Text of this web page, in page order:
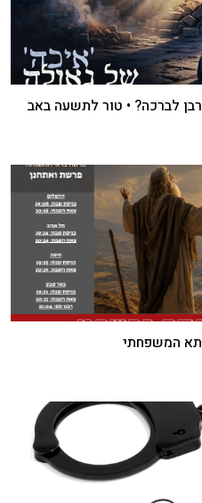
לברכה? • טור לתשעה באב
המשפחתי